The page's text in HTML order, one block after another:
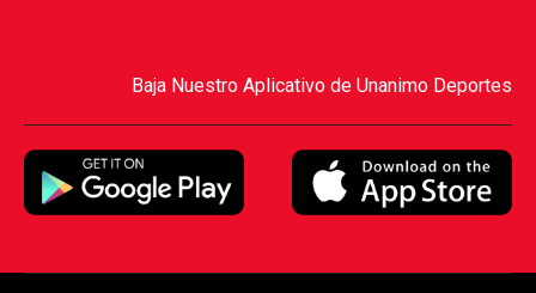
Baja Nuestro Aplicativo de Unanimo Deportes